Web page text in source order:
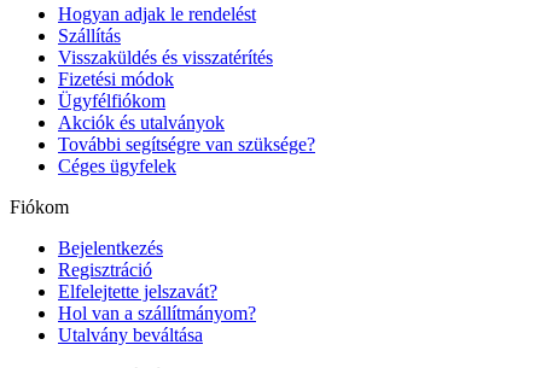
Hogyan adjak le rendelést
Szállítás
Visszaküldés és visszatérítés
Fizetési módok
Ügyfélfiókom
Akciók és utalványok
További segítségre van szüksége?
Céges ügyfelek
Fiókom
Bejelentkezés
Regisztráció
Elfelejtette jelszavát?
Hol van a szállítmányom?
Utalvány beváltása